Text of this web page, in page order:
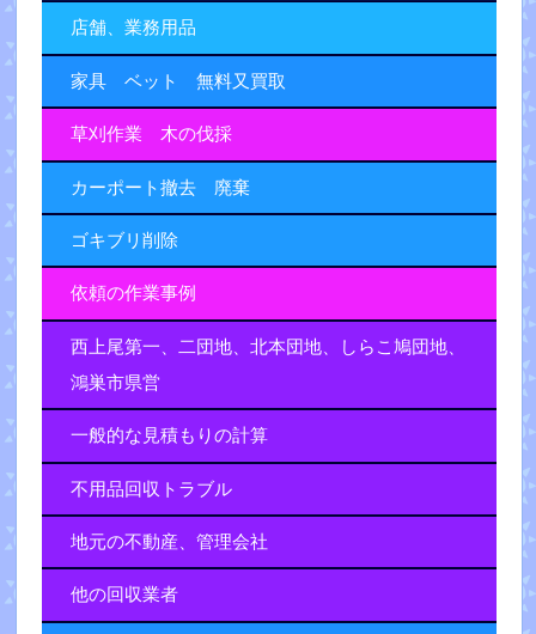
店舗、業務用品
家具 ベット 無料又買取
草刈作業 木の伐採
カーポート撤去 廃棄
ゴキブリ削除
依頼の作業事例
西上尾第一、二団地、北本団地、しらこ鳩団地、
鴻巣市県営
一般的な見積もりの計算
不用品回収トラブル
地元の不動産、管理会社
他の回収業者